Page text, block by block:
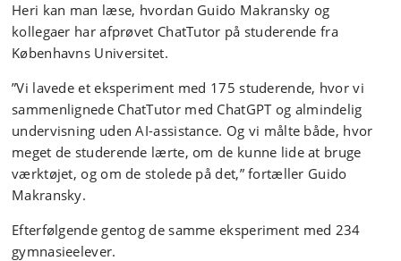
Heri kan man læse, hvordan Guido Makransky og
kollegaer har afprøvet ChatTutor på studerende fra
Københavns Universitet.
”Vi lavede et eksperiment med 175 studerende, hvor vi
sammenlignede ChatTutor med ChatGPT og almindelig
undervisning uden AI-assistance. Og vi målte både, hvor
meget de studerende lærte, om de kunne lide at bruge
værktøjet, og om de stolede på det,” fortæller Guido
Makransky.
Efterfølgende gentog de samme eksperiment med 234
gymnasieelever.